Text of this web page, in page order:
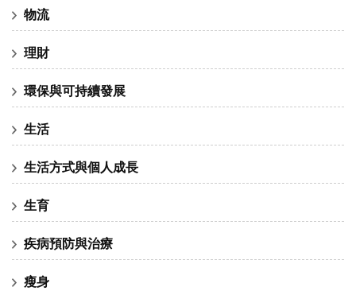
物流
理財
環保與可持續發展
生活
生活方式與個人成長
生育
疾病預防與治療
瘦身